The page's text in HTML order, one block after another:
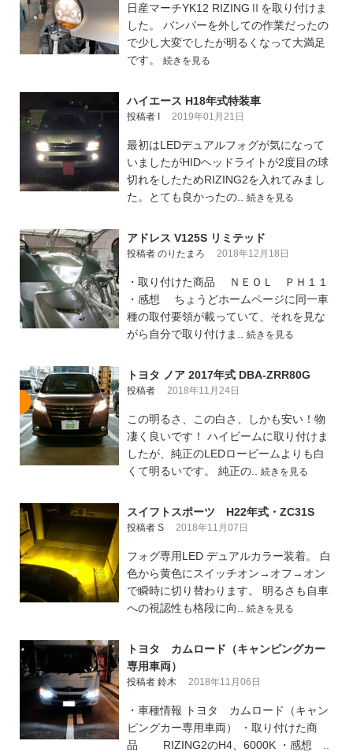
日産マーチYK12 RIZINGⅡを取り付けま
した。 バンパーを外しての作業だったの
で少し大変でしたが明るくなって大満足
です。 続きを見る
ハイエース H18年式特装車
投稿者 I 2019年01月21日
最初はLEDデュアルフォグが気になって
いましたがHIDヘッドライトが2度目の球
切れをしたためRIZING2を入れてみまし
た。とても良かったの.. 続きを見る
アドレス V125S リミテッド
投稿者 のりたまろ 2018年12月18日
・取り付けた商品 ＮＥＯＬ ＰＨ１１
・感想 ちょうどホームページに同一車
種の取付要領が載っていて、それを見な
がら自分で取り付けま.. 続きを見る
トヨタ ノア 2017年式 DBA-ZRR80G
投稿者 2018年11月24日
この明るさ、この白さ、しかも安い！物
凄く良いです！ ハイビームに取り付けま
したが、純正のLEDロービームよりも白
くて明るいです。 純正の.. 続きを見る
スイフトスポーツ H22年式・ZC31S
投稿者 S 2018年11月07日
フォグ専用LED デュアルカラー装着。 白
色から黄色にスイッチオン→オフ→オン
で瞬時に切り替わります。 明るさも自車
への視認性も格段に向.. 続きを見る
トヨタ カムロード（キャンピングカー
専用車両）
投稿者 鈴木 2018年11月06日
・車種情報 トヨタ カムロード（キャン
ピングカー専用車両） ・取り付けた商
品 RIZING2のH4、6000K ・感想 ..